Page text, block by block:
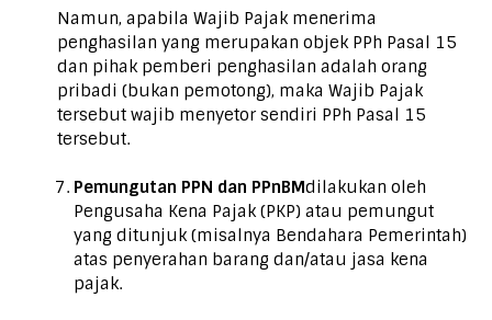
Namun, apabila Wajib Pajak menerima
penghasilan yang merupakan objek PPh Pasal 15
dan pihak pemberi penghasilan adalah orang
pribadi (bukan pemotong), maka Wajib Pajak
tersebut wajib menyetor sendiri PPh Pasal 15
tersebut.
Pemungutan PPN dan PPnBMdilakukan oleh
Pengusaha Kena Pajak (PKP) atau pemungut
yang ditunjuk (misalnya Bendahara Pemerintah)
atas penyerahan barang dan/atau jasa kena
pajak.